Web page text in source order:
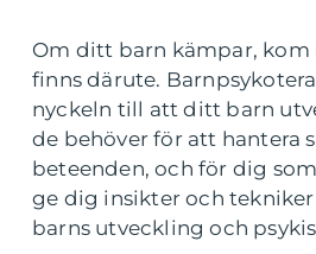
Om ditt barn kämpar,
finns därute.
nyckeln till att ditt barn
de behöver för att hantera
beteenden, och för dig
ge dig insikter och
barns utveckling och